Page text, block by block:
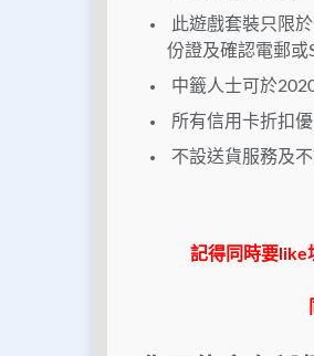
此遊戲套裝只限
份證及確認電郵或
中籤人士可於
所有信用卡折扣
不設送貨服務及
記得同時要like